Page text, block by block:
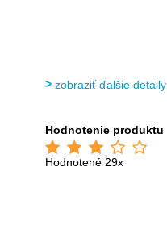
zobraziť ďalšie detaily
Hodnotenie produktu
Hodnotené 29x